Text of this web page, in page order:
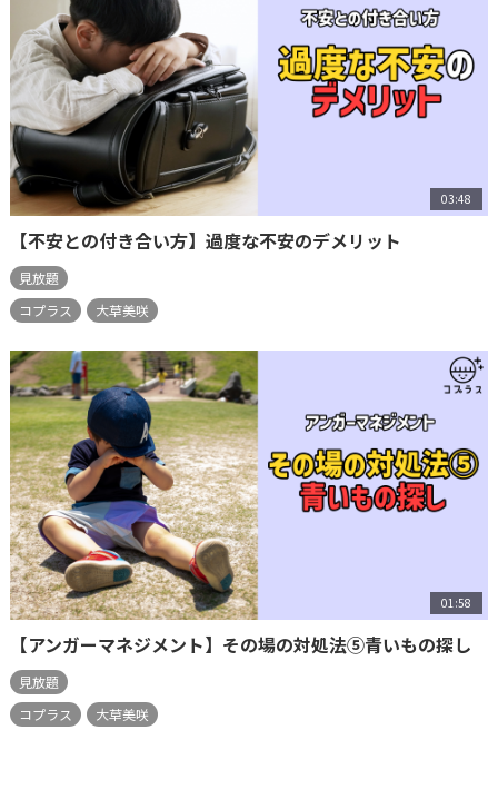
03:48
【不安との付き合い方】過度な不安のデメリット
見放題
コプラス
大草美咲
01:58
【アンガーマネジメント】その場の対処法⑤青いもの探し
見放題
コプラス
大草美咲